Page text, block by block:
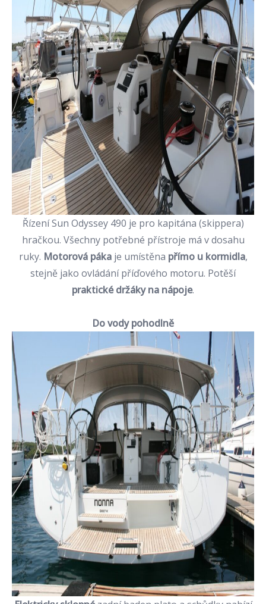
Řízení Sun Odyssey 490 je pro kapitána (skippera)
hračkou. Všechny potřebné přístroje má v dosahu
ruky. Motorová pákaje umístěna přímo u kormidla,
stejně jako ovládání příďového motoru. Potěší
praktické držáky na nápoje.
Do vody pohodlně